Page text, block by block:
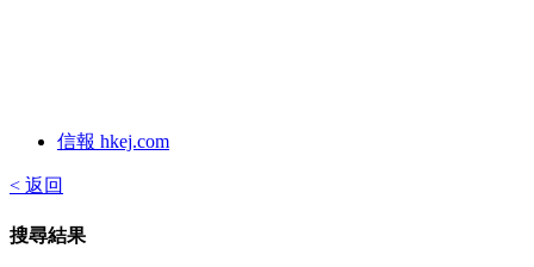
信報 hkej.com
< 返回
搜尋結果